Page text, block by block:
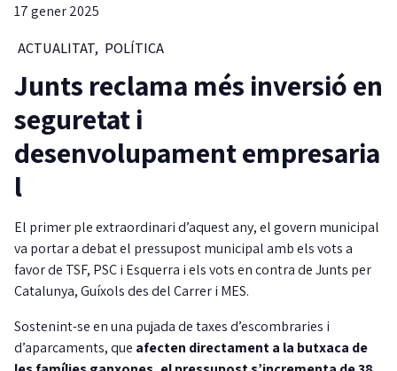
17 gener 2025
ACTUALITAT, POLÍTICA
Junts reclama més inversió en
seguretat i
desenvolupament empresaria
l
El primer ple extraordinari d’aquest any, el govern municipal
va portar a debat el pressupost municipal amb els vots a
favor de TSF, PSC i Esquerra i els vots en contra de Junts per
Catalunya, Guíxols des del Carrer i MES.
Sostenint-se en una pujada de taxes d’escombraries i
d’aparcaments, que afecten directament a la butxaca de